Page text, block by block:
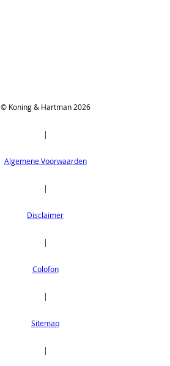
© Koning & Hartman 2026
|
Algemene Voorwaarden
|
Disclaimer
|
Colofon
|
Sitemap
|